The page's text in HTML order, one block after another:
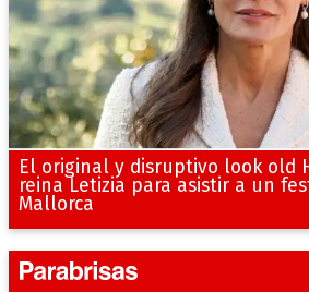
El original y disruptivo look old
reina Letizia para asistir a un
Mallorca